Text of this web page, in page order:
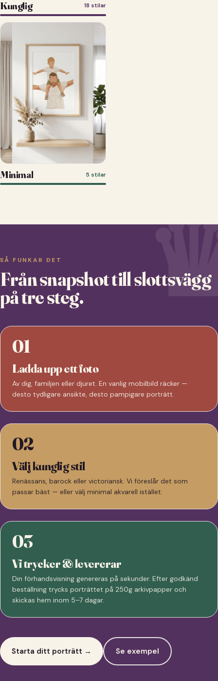
Kunglig 18 stilar
Minimal 5 stilar
SÅ FUNKAR DET
Från snapshot till slottsvägg
på tre steg.
01
Ladda upp ett foto
Av dig, familjen eller djuret. En vanlig mobilbild räcker —
desto tydligare ansikte, desto pampigare porträtt.
02
Välj kunglig stil
Renässans, barock eller victoriansk. Vi föreslår det som
passar bäst — eller välj minimal akvarell istället.
03
Vi trycker & levererar
Din förhandsvisning genereras på sekunder. Efter godkänd
beställning trycks porträttet på 250g arkivpapper och
skickas hem inom 5–7 dagar.
Starta ditt porträtt → Se exempel